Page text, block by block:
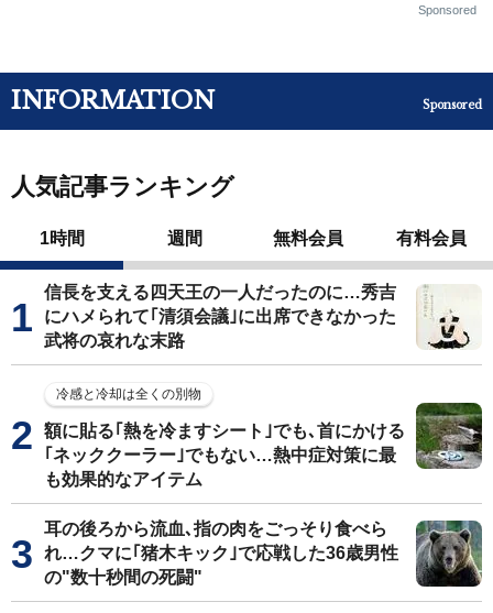
Sponsored
INFORMATION Sponsored
人気記事ランキング
1時間 週間 無料会員 有料会員
信長を支える四天王の一人だったのに…秀吉
にハメられて｢清須会議｣に出席できなかった
武将の哀れな末路
冷感と冷却は全くの別物
額に貼る｢熱を冷ますシート｣でも､首にかける
｢ネッククーラー｣でもない…熱中症対策に最
も効果的なアイテム
耳の後ろから流血､指の肉をごっそり食べら
れ…クマに｢猪木キック｣で応戦した36歳男性
の"数十秒間の死闘"